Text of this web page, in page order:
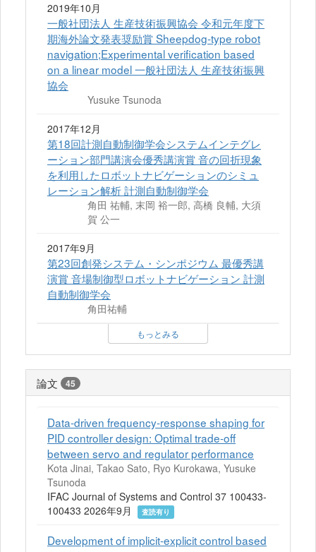
2019年10月
一般社団法人 生産技術振興協会 令和元年度下
期海外論文発表奨励賞 Sheepdog-type robot
navigation;Experimental verification based
on a linear model 一般社団法人 生産技術振興
協会
Yusuke Tsunoda
2017年12月
第18回計測自動制御学会システムインテグレ
ーション部門講演会優秀講演賞 音の回折現象
を利用したロボットナビゲーションのシミュ
レーション解析 計測自動制御学会
角田 祐輔, 末岡 裕一郎, 高橋 良輔, 大須
賀 公一
2017年9月
第23回創発システム・シンポジウム 最優秀講
演賞 音場制御型ロボットナビゲーション 計測
自動制御学会
角田祐輔
もっとみる
論文 45
Data-driven frequency-response shaping for
PID controller design: Optimal trade-off
between servo and regulator performance
Kota Jinai, Takao Sato, Ryo Kurokawa, Yusuke
Tsunoda
IFAC Journal of Systems and Control 37 100433-
100433 2026年9月
査読有り
Development of implicit-explicit control based